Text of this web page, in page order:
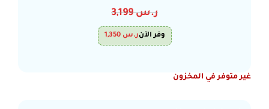
ر.س3,199
وفر الآنر.س 1,350
غير متوفر في المخزون